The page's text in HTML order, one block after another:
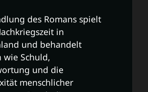
des Romans spielt
in
und behandelt
wie Schuld,
und die
menschlicher